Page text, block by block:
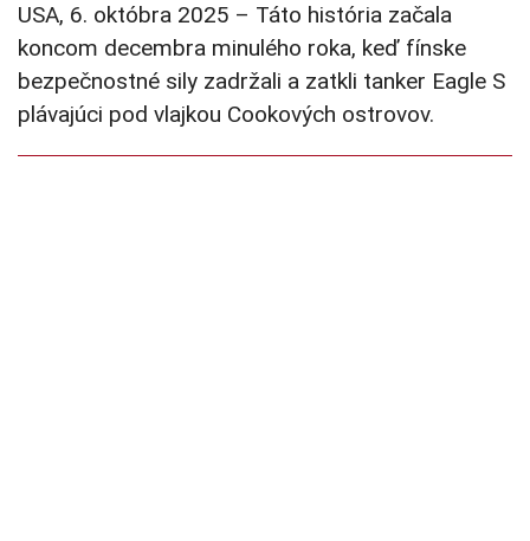
USA, 6. októbra 2025 – Táto história začala
koncom decembra minulého roka, keď fínske
bezpečnostné sily zadržali a zatkli tanker Eagle S
plávajúci pod vlajkou Cookových ostrovov.